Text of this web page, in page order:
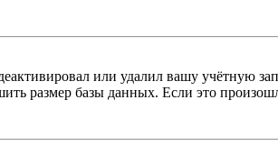
или удалил вашу учётную
размер базы данных. Если это